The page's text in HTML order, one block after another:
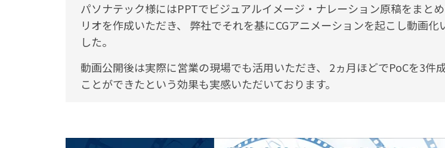
パソナテック様にはPPTでビジュアルイメージ・ナレーション原稿をまと
リオを作成いただき、 弊社でそれを基にCGアニメーションを起こし動画化
した。
動画公開後は実際に営業の現場でも活用いただき、 2ヵ月ほどでPoCを3件
ことができたという効果も実感いただいております。